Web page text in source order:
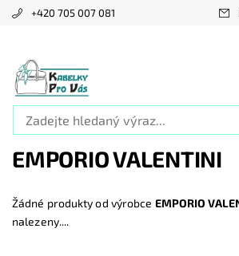
+420 705 007 081
EMPORIO VALENTINI
Žádné produkty od výrobce EMPORIO
nalezeny....